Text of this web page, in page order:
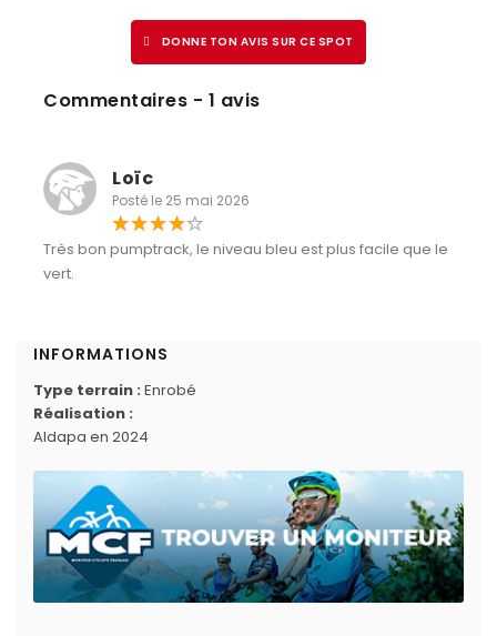
DONNE TON AVIS SUR CE SPOT
Commentaires - 1 avis
Loïc
Posté le 25 mai 2026
Très bon pumptrack, le niveau bleu est plus facile que le
vert.
INFORMATIONS
Type terrain : Enrobé
Réalisation :
Aldapa en 2024